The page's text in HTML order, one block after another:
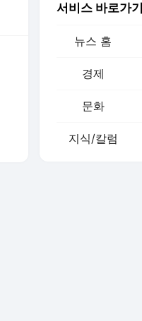
서비스 바로가기
뉴스 홈
경제
문화
지식/칼럼